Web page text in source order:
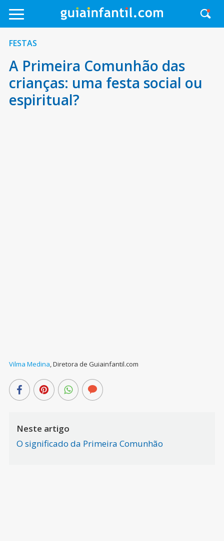
FESTAS
A Primeira Comunhão das
crianças: uma festa social ou
espiritual?
Vilma Medina,Diretora de Guiainfantil.com
Neste artigo
O significado da Primeira Comunhão